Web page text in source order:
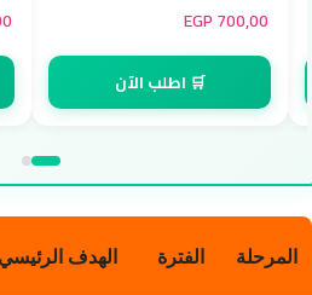
700,00
EGP
🛒 اطلب الآن
المرحلة الفترة الهدف الرئيسي